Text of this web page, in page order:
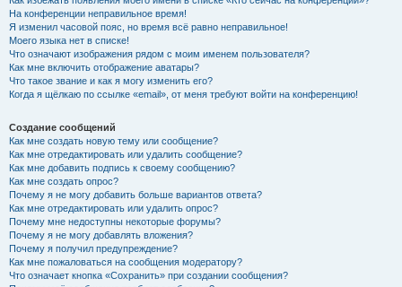
На конференции неправильное время!
Я изменил часовой пояс, но время всё равно неправильное!
Моего языка нет в списке!
Что означают изображения рядом с моим именем пользователя?
Как мне включить отображение аватары?
Что такое звание и как я могу изменить его?
Когда я щёлкаю по ссылке «email», от меня требуют войти на конференцию!
Создание сообщений
Как мне создать новую тему или сообщение?
Как мне отредактировать или удалить сообщение?
Как мне добавить подпись к своему сообщению?
Как мне создать опрос?
Почему я не могу добавить больше вариантов ответа?
Как мне отредактировать или удалить опрос?
Почему мне недоступны некоторые форумы?
Почему я не могу добавлять вложения?
Почему я получил предупреждение?
Как мне пожаловаться на сообщения модератору?
Что означает кнопка «Сохранить» при создании сообщения?